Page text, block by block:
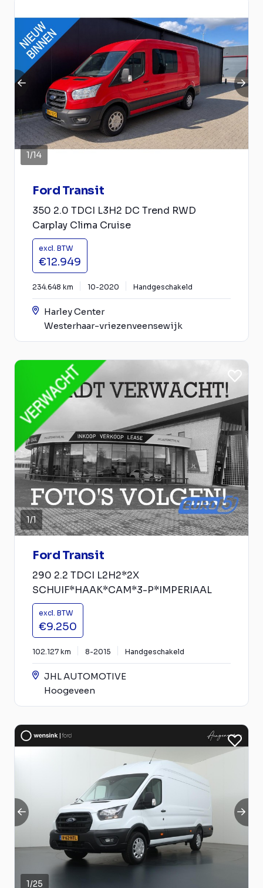
1/14
Ford Transit
350 2.0 TDCI L3H2 DC Trend RWD
Carplay Clima Cruise
excl. BTW
€12.949
234.648 km 10-2020 Handgeschakeld
Harley Center
Westerhaar-vriezenveensewijk
1/1
Ford Transit
290 2.2 TDCI L2H2*2X
SCHUIF*HAAK*CAM*3-P*IMPERIAAL
excl. BTW
€9.250
102.127 km 8-2015 Handgeschakeld
JHL AUTOMOTIVE
Hoogeveen
1/25